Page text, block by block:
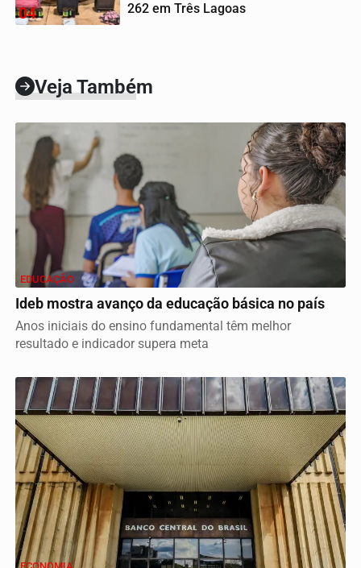
04
262 em Três Lagoas
Veja Também
EDUCAÇÃO
Ideb mostra avanço da educação básica no país
Anos iniciais do ensino fundamental têm melhor
resultado e indicador supera meta